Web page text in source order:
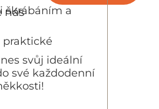
nás
škrábáním a
praktické
svůj ideální
své každodenní